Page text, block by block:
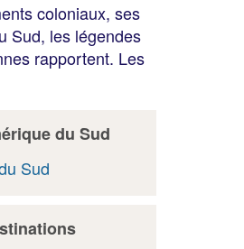
coloniaux, ses
Sud, les légendes
rapportent. Les
du Sud
Sud